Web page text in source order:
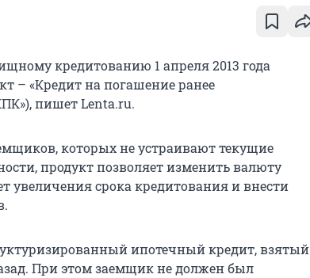
кредитованию 1 апреля 2013 года
– «Кредит на погашение ранее
пишет Lenta.ru.
которых не устраивают текущие
продукт позволяет изменить валюту
увеличения срока кредитования и внести
ипотечный кредит, взятый
При этом заемщик не должен был